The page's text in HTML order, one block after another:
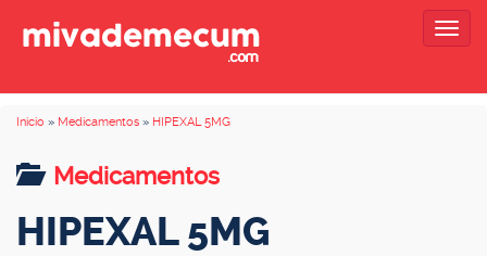
Inicio » Medicamentos » HIPEXAL 5MG
Medicamentos
HIPEXAL 5MG